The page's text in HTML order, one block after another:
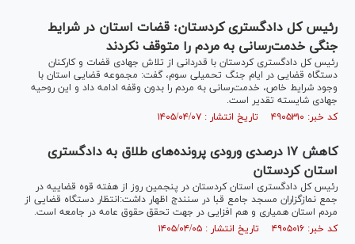
رئیس کل دادگستری کردستان: قضات استان در شرایط
جنگی خدمت‌رسانی به مردم را متوقف نکردند
رئیس کل دادگستری کردستان با قدردانی از تلاش جهادی قضات و کارکنان
دستگاه قضایی در ایام جنگ تحمیلی سوم، گفت: مجموعه قضایی استان با
وجود شرایط خاص، خدمت‌رسانی به مردم را بدون وقفه ادامه داد و این روحیه
جهادی شایسته تقدیر است.
کد خبر: ۴۹۰۵۳۱۰ تاریخ انتشار : ۱۴۰۵/۰۴/۰۷
کاهش ۱۷ درصدی ورودی پرونده‌های طلاق به دادگستری
استان کردستان
رئیس کل دادگستری استان کردستان در پنجمین روز از هفته قوه قضاییه در
جمع نمازگزاران مسجد جامع قبا در سنندج اظهار داشت:انتظار دستگاه قضایی از
مردم استان همیاری و هم افزایی در جهت تحقق حقوق عامه در جامعه است.
کد خبر: ۴۹۰۵۰۱۶ تاریخ انتشار : ۱۴۰۵/۰۴/۰۵